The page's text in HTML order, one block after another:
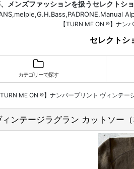
メンズファッションを扱うセレクトシ
【TURN ME ON ®】ナン
セレクトシ
カテゴリーで探す
TURN ME ON ®】ナンバープリント ヴィンテー
ンテージラグラン カットソー（